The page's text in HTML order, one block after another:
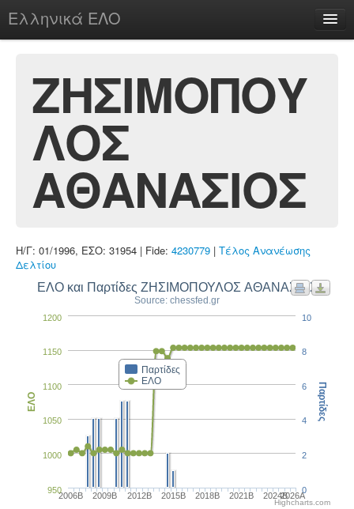
Ελληνικά ΕΛΟ
chesstu.be @ discord
Login
ΖΗΣΙΜΟΠΟΥ
ΛΟΣ
ΑΘΑΝΑΣΙΟΣ
Η/Γ: 01/1996, ΕΣΟ: 31954 | Fide: 4230779 | Τέλος Ανανέωσης
Δελτίου
ΕΛΟ και Παρτίδες ΖΗΣΙΜΟΠΟΥΛΟΣ ΑΘΑΝΑΣΙΟΣ
Source: chessfed.gr
Παρτίδες
ΕΛΟ
2006B 2009B 2012B 2015B 2018B 2021B 2024B2026A
950
1000
1050
1100
1150
1200
ΕΛΟ
0
2
4
6
8
10
Παρτίδες
Highcharts.com